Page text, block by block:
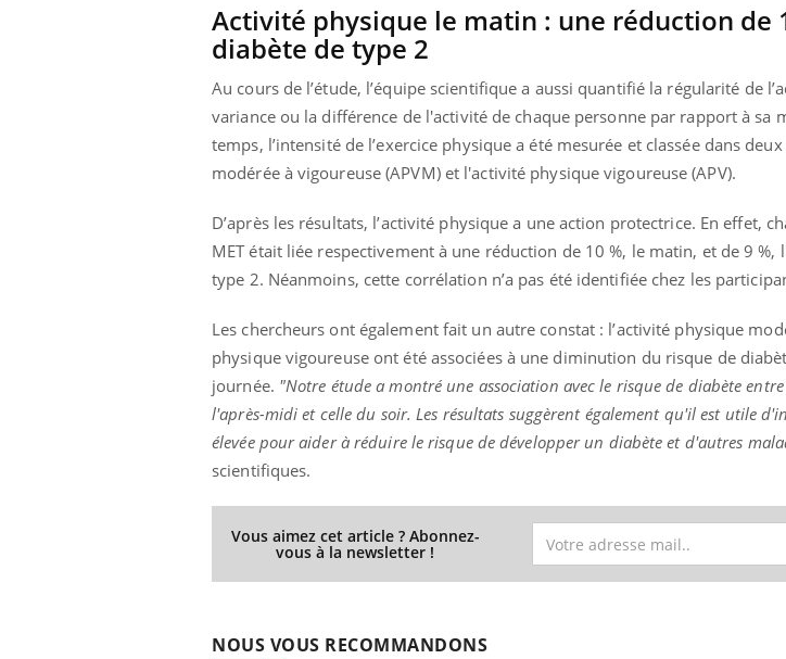
Activité physique le matin : une réduction de
diabète de type 2
Au cours de l’étude, l’équipe scientifique a aussi quantifié la régularité de
variance ou la différence de l'activité de chaque personne par rapport à sa
temps, l’intensité de l’exercice physique a été mesurée et classée dans
modérée à vigoureuse (APVM) et l'activité physique vigoureuse (APV).
D’après les résultats, l’activité physique a une action protectrice. En effet,
MET était liée respectivement à une réduction de 10 %, le matin, et de 9
type 2. Néanmoins, cette corrélation n’a pas été identifiée chez les
Les chercheurs ont également fait un autre constat : l’activité physique
physique vigoureuse ont été associées à une diminution du risque de
journée. "Notre étude a montré une association avec le risque de diabète
l'après-midi et celle du soir. Les résultats suggèrent également qu'il est utile
élevée pour aider à réduire le risque de développer un diabète et d'autres
scientifiques.
Vous aimez cet article ? Abonnez-
vous à la newsletter !
NOUS VOUS RECOMMANDONS
Diabète & Ramadan 2026Youtube
nombreuses personnes atteintes de
diabète, c'est une période de questions, de
défis, mais ...
Youtube
Un « jumeau numérique » pour
faciliter l’accès à la médecine
Un établissement lié à un groupe
mutualiste innove en matière de bilan de
santé : l'utilisation d'un « jumeau
numérique » permet ...